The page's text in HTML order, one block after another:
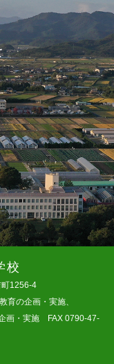
校
1256-4
育の企画・実施、
画・実施 FAX 0790-47-